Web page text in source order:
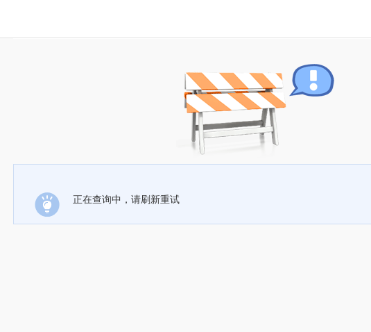
正在查询中，请刷新重试